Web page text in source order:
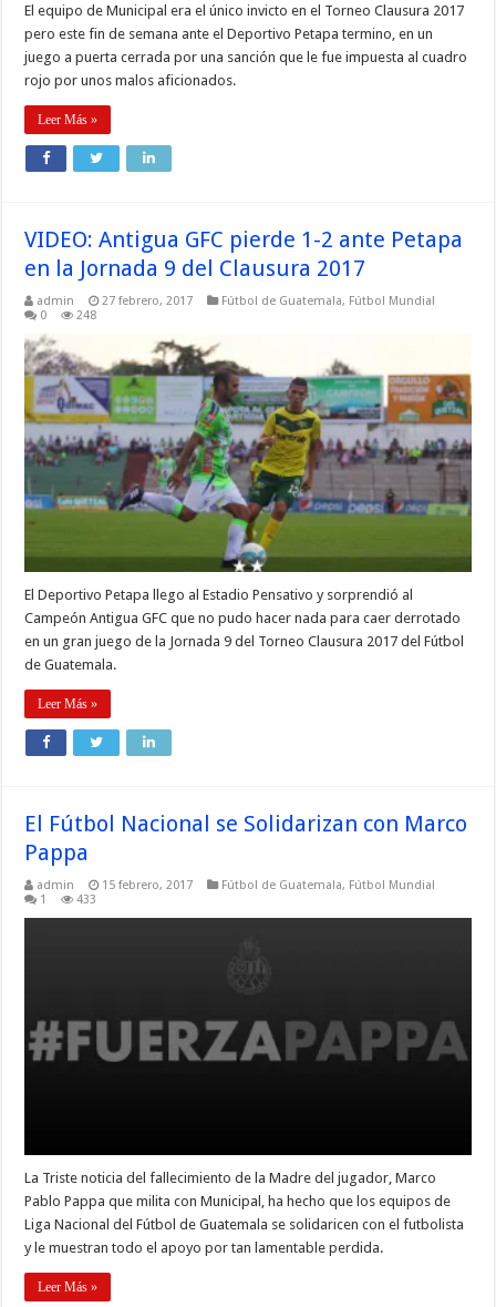
El equipo de Municipal era el único invicto en el Torneo Clausura 2017
pero este fin de semana ante el Deportivo Petapa termino, en un
juego a puerta cerrada por una sanción que le fue impuesta al cuadro
rojo por unos malos aficionados.
Leer Más »
VIDEO: Antigua GFC pierde 1-2 ante Petapa
en la Jornada 9 del Clausura 2017
admin 27 febrero, 2017 Fútbol de Guatemala, Fútbol Mundial
0
248
El Deportivo Petapa llego al Estadio Pensativo y sorprendió al
Campeón Antigua GFC que no pudo hacer nada para caer derrotado
en un gran juego de la Jornada 9 del Torneo Clausura 2017 del Fútbol
de Guatemala.
Leer Más »
El Fútbol Nacional se Solidarizan con Marco
Pappa
admin 15 febrero, 2017 Fútbol de Guatemala, Fútbol Mundial
1
433
La Triste noticia del fallecimiento de la Madre del jugador, Marco
Pablo Pappa que milita con Municipal, ha hecho que los equipos de
Liga Nacional del Fútbol de Guatemala se solidaricen con el futbolista
y le muestran todo el apoyo por tan lamentable perdida.
Leer Más »